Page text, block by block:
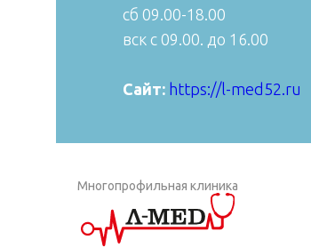
Сайт:
сб 09.00-18.00
вск с 09.00. до 16.00
Сайт: https://l-med52.ru
Многопрофильная клиника